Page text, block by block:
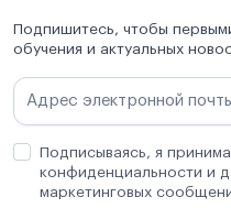
Подпишитесь, чтобы
обучения и актуальных
Подписываясь, я
конфиденциальности и
маркетинговых